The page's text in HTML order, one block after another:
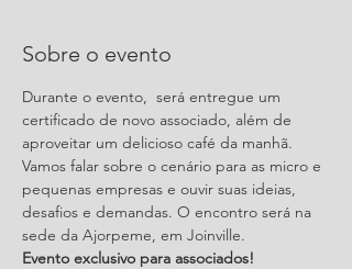
Sobre o evento
Durante o evento,  será entregue um
certificado de novo associado, além de
aproveitar um delicioso café da manhã.
Vamos falar sobre o cenário para as micro e
pequenas empresas e ouvir suas ideias,
desafios e demandas. O encontro será na
sede da Ajorpeme, em Joinville.
Evento exclusivo para associados!